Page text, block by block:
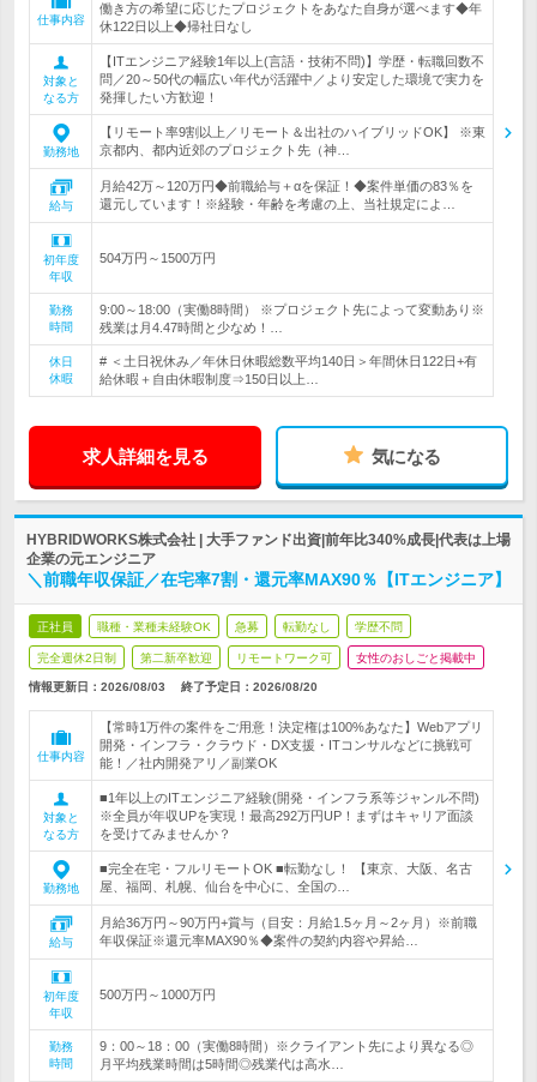
仕事内容
働き方の希望に応じたプロジェクトをあなた自身が選べます◆年
休122日以上◆帰社日なし
対象と
なる方
【ITエンジニア経験1年以上(言語・技術不問)】学歴・転職回数不
問／20～50代の幅広い年代が活躍中／より安定した環境で実力を
発揮したい方歓迎！
勤務地
【リモート率9割以上／リモート＆出社のハイブリッドOK】 ※東
京都内、都内近郊のプロジェクト先（神…
給与
月給42万～120万円◆前職給与＋αを保証！◆案件単価の83％を
還元しています！※経験・年齢を考慮の上、当社規定によ…
初年度
年収
504万円～1500万円
勤務
時間
9:00～18:00（実働8時間） ※プロジェクト先によって変動あり※
残業は月4.47時間と少なめ！…
休日
休暇
# ＜土日祝休み／年休日休暇総数平均140日＞年間休日122日+有
給休暇＋自由休暇制度⇒150日以上…
求人詳細を見る 気になる
HYBRIDWORKS株式会社 | 大手ファンド出資|前年比340%成長|代表は上場
企業の元エンジニア
＼前職年収保証／在宅率7割・還元率MAX90％【ITエンジニア】
正社員 職種・業種未経験OK 急募 転勤なし 学歴不問
完全週休2日制 第二新卒歓迎 リモートワーク可 女性のおしごと掲載中
情報更新日：2026/08/03 終了予定日： 2026/08/20
仕事内容
【常時1万件の案件をご用意！決定権は100%あなた】Webアプリ
開発・インフラ・クラウド・DX支援・ITコンサルなどに挑戦可
能！／社内開発アリ／副業OK
対象と
なる方
■1年以上のITエンジニア経験(開発・インフラ系等ジャンル不問)
※全員が年収UPを実現！最高292万円UP！まずはキャリア面談
を受けてみませんか？
勤務地
■完全在宅・フルリモートOK ■転勤なし！ 【東京、大阪、名古
屋、福岡、札幌、仙台を中心に、全国の…
給与
月給36万円～90万円+賞与（目安：月給1.5ヶ月～2ヶ月）※前職
年収保証※還元率MAX90％◆案件の契約内容や昇給…
初年度
年収
500万円～1000万円
勤務
時間
9：00～18：00（実働8時間）※クライアント先により異なる◎
月平均残業時間は5時間◎残業代は高水…